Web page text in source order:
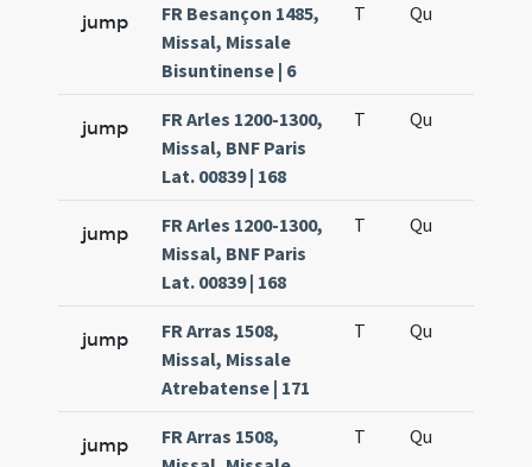
jump
FR Besançon 1485,
Missal, Missale
Bisuntinense | 6
T Qu
jump
FR Arles 1200-1300,
Missal, BNF Paris
Lat. 00839 | 168
T Qu
jump
FR Arles 1200-1300,
Missal, BNF Paris
Lat. 00839 | 168
T Qu
jump
FR Arras 1508,
Missal, Missale
Atrebatense | 171
T Qu
jump
FR Arras 1508,
T Qu